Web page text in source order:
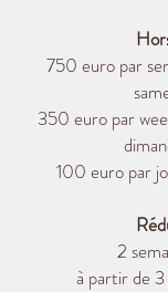
750 euro par
350 euro par
100 euro par
2
à partir de